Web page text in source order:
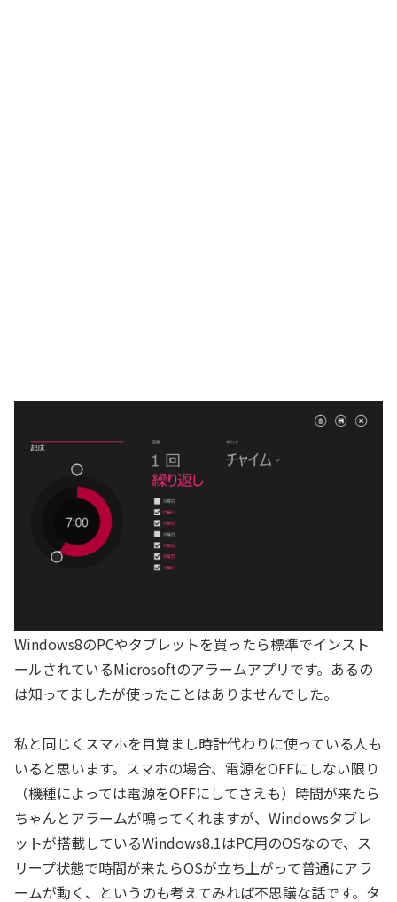
Windows8のPCやタブレットを買ったら標準でインスト
ールされているMicrosoftのアラームアプリです。あるの
は知ってましたが使ったことはありませんでした。
私と同じくスマホを目覚まし時計代わりに使っている人も
いると思います。スマホの場合、電源をOFFにしない限り
（機種によっては電源をOFFにしてさえも）時間が来たら
ちゃんとアラームが鳴ってくれますが、Windowsタブレ
ットが搭載しているWindows8.1はPC用のOSなので、ス
リープ状態で時間が来たらOSが立ち上がって普通にアラ
ームが動く、というのも考えてみれば不思議な話です。タ